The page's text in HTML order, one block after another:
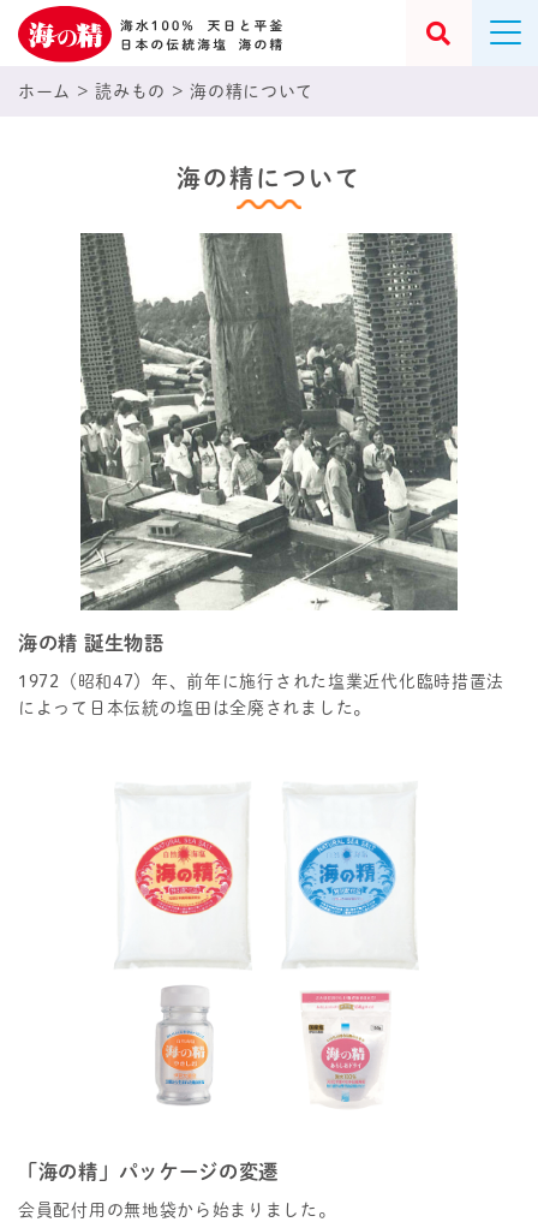
ホーム >読みもの >海の精について
海の精について
海の精 誕生物語
1972（昭和47）年、前年に施行された塩業近代化臨時措置法
によって日本伝統の塩田は全廃されました。
「海の精」パッケージの変遷
会員配付用の無地袋から始まりました。